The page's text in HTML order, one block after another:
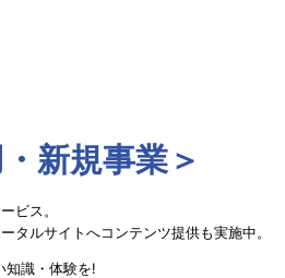
新規事業＞
ビス。
タルサイトへコンテンツ提供も実施中。
知識・体験を!